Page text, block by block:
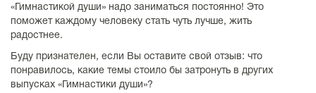
«Гимнастикой души» надо заниматься постоянно! Это
поможет каждому человеку стать чуть лучше, жить
радостнее.
Буду признателен, если Вы оставите свой отзыв: что
понравилось, какие темы стоило бы затронуть в других
выпусках «Гимнастики души»?